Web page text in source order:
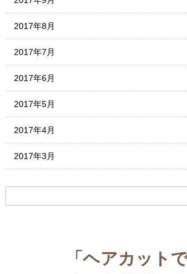
2017年8月
2017年7月
2017年6月
2017年5月
2017年4月
2017年3月
「ヘアカットで